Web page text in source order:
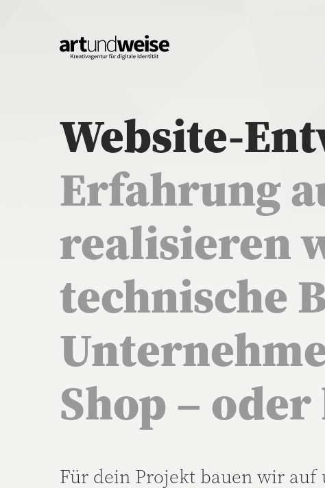
Website-
Erfahrung
realisieren
technische
Shop –
Für dein Projekt bauen wir auf